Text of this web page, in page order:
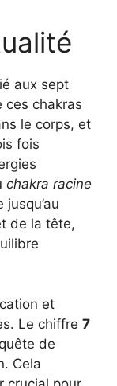
aux sept
ces chakras
le corps, et
fois
chakra racine
de la tête,
et
Le chiffre 7
de
Cela